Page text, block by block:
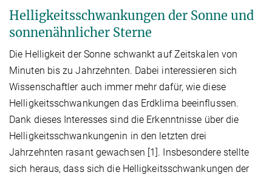
Helligkeitsschwankungen der Sonne und
sonnenähnlicher Sterne
Die Helligkeit der Sonne schwankt auf Zeitskalen von
Minuten bis zu Jahrzehnten. Dabei interessieren sich
Wissenschaftler auch immer mehr dafür, wie diese
Helligkeitsschwankungen das Erdklima beeinflussen.
Dank dieses Interesses sind die Erkenntnisse über die
Helligkeitsschwankungenin in den letzten drei
Jahrzehnten rasant gewachsen [1]. Insbesondere stellte
sich heraus, dass sich die Helligkeitsschwankungen der